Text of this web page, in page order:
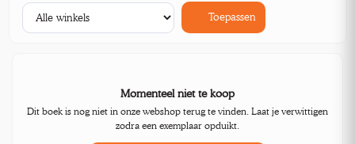
Toepassen
Momenteel niet te koop
Dit boek is nog niet in onze webshop terug te vinden. Laat je verwittigen
zodra een exemplaar opduikt.